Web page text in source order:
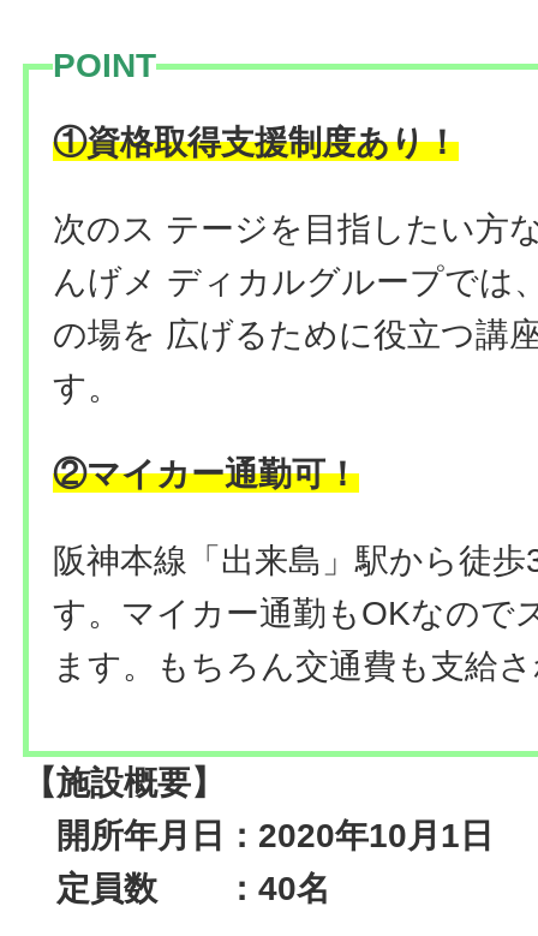
POINT
①資格取得支援制度あり！
次のス テージを目指したい方
んげメ ディカルグループでは
の場を 広げるために役立つ講
す。
②マイカー通勤可！
阪神本線「出来島」駅から徒
す。マイカー通勤もOKなので
ます。もちろん交通費も支給
【施設概要】
開所年月日：2020年10月1日
定員数 ：40名